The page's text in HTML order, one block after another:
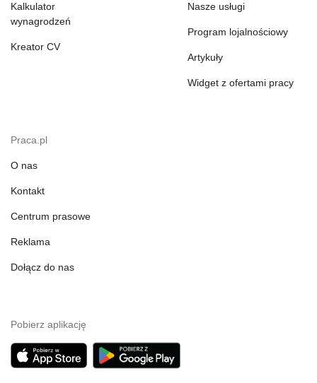
Kalkulator
wynagrodzeń
Kreator CV
Nasze usługi
Program lojalnościowy
Artykuły
Widget z ofertami pracy
Praca.pl
O nas
Kontakt
Centrum prasowe
Reklama
Dołącz do nas
Pobierz aplikację